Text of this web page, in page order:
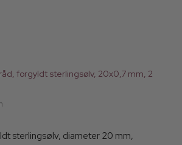
forgyldt sterlingsølv, 20x0,7 mm, 2
sterlingsølv, diameter 20 mm,